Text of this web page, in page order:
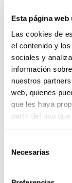
Esta página web
Las cookies de
el contenido y
sociales y
información
nuestros
web, quienes
que les haya
partir del uso
Necesarias
eran
tenemos
sienten de
porque no
ajenos, en
del émpata:
Es
somos
deprimidos,